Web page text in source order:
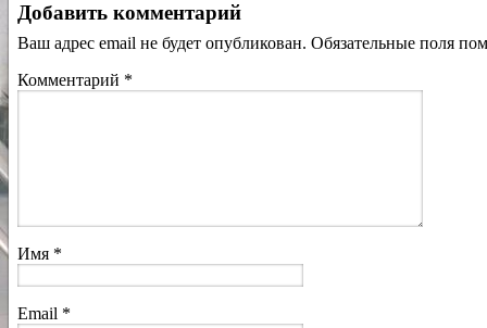
Добавить комментарий
Ваш адрес email не будет опубликован. Обязательные поля
Комментарий *
Имя *
Email *